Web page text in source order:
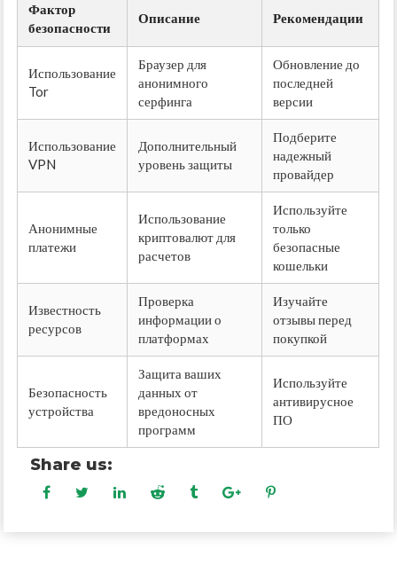
Фактор
безопасности
Описание Рекомендации
Использование
Tor
Браузер для
анонимного
серфинга
Обновление до
последней
версии
Использование
VPN
Дополнительный
уровень защиты
Подберите
надежный
провайдер
Анонимные
платежи
Использование
криптовалют для
расчетов
Используйте
только
безопасные
кошельки
Известность
ресурсов
Проверка
информации о
платформах
Изучайте
отзывы перед
покупкой
Безопасность
устройства
Защита ваших
данных от
вредоносных
программ
Используйте
антивирусное
ПО
Share us: